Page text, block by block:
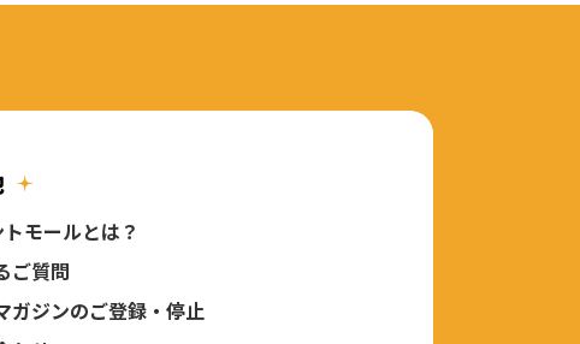
モールとは？
ご質問
ガジンのご登録・停止